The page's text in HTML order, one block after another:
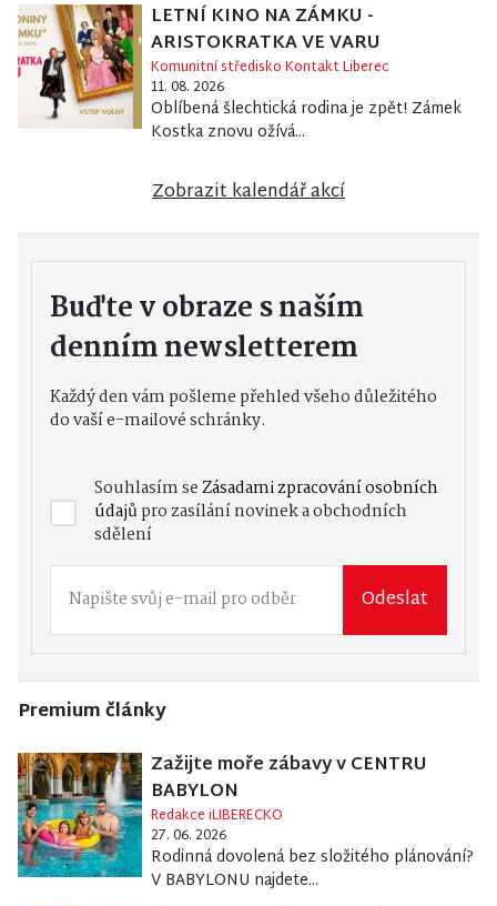
LETNÍ KINO NA ZÁMKU -
ARISTOKRATKA VE VARU
Komunitní středisko Kontakt Liberec
11. 08. 2026
Oblíbená šlechtická rodina je zpět! Zámek
Kostka znovu ožívá...
Zobrazit kalendář akcí
Buďte v obraze s naším
denním newsletterem
Každý den vám pošleme přehled všeho důležitého
do vaší e-mailové schránky.
Souhlasím seZásadami zpracování osobních
údajůpro zasílání novinek a obchodních
sdělení
Odeslat
Premium články
Zažijte moře zábavy v CENTRU
BABYLON
Redakce iLIBERECKO
27. 06. 2026
Rodinná dovolená bez složitého plánování?
V BABYLONU najdete...